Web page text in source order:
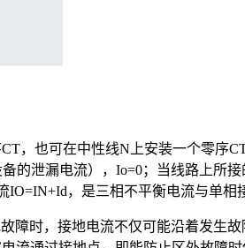
，也可在中性线N上安装一个零序
的泄漏电流），Io=0；当线路上所
，是三相不平衡电流与单相
时，接地电流不仅可能沿着发生